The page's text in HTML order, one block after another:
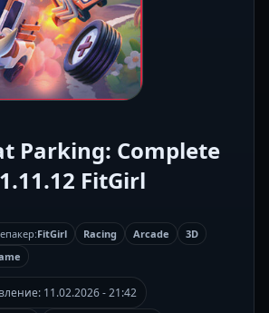
Parking: Complete
FitGirl
FitGirl Racing Arcade
3D
11.02.2026 - 21:42